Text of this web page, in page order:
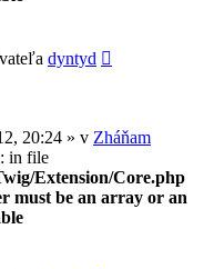
dyntyd
20:24 » v Zháňam
: in file
Extension/Core.php
must be an array or an